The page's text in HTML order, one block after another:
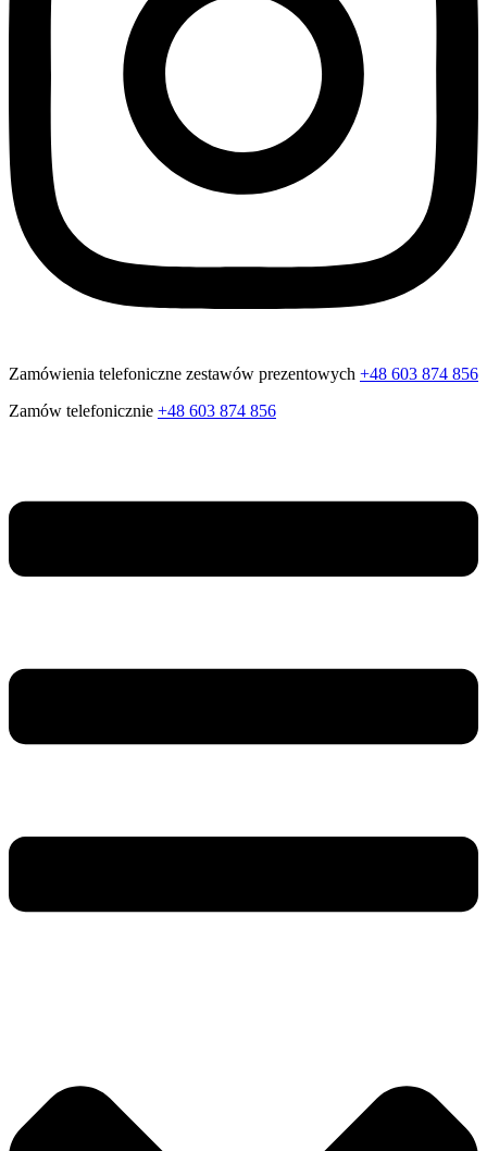
Zamówienia telefoniczne zestawów prezentowych +48 603 874 856
Zamów telefonicznie +48 603 874 856